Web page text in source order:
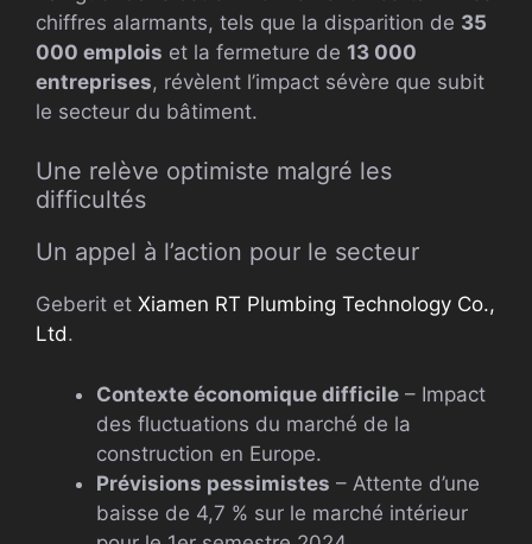
chiffres alarmants, tels que la disparition de 35
000 emplois et la fermeture de 13 000
entreprises, révèlent l’impact sévère que subit
le secteur du bâtiment.
Une relève optimiste malgré les
difficultés
Un appel à l’action pour le secteur
Geberit et Xiamen RT Plumbing Technology Co.,
Ltd.
Contexte économique difficile – Impact
des fluctuations du marché de la
construction en Europe.
Prévisions pessimistes – Attente d’une
baisse de 4,7 % sur le marché intérieur